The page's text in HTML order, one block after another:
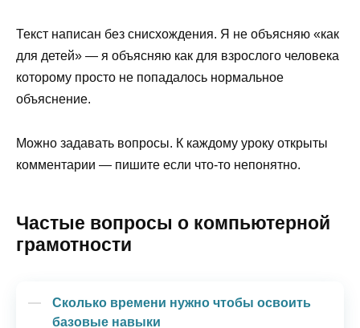
Текст написан без снисхождения. Я не объясняю «как
для детей» — я объясняю как для взрослого человека
которому просто не попадалось нормальное
объяснение.
Можно задавать вопросы. К каждому уроку открыты
комментарии — пишите если что-то непонятно.
Частые вопросы о компьютерной
грамотности
Сколько времени нужно чтобы освоить
базовые навыки